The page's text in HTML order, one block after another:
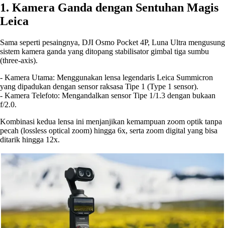
1. Kamera Ganda dengan Sentuhan Magis
Leica
Sama seperti pesaingnya, DJI Osmo Pocket 4P, Luna Ultra mengusung
sistem kamera ganda yang ditopang stabilisator gimbal tiga sumbu
(three-axis).
- Kamera Utama: Menggunakan lensa legendaris Leica Summicron
yang dipadukan dengan sensor raksasa Tipe 1 (Type 1 sensor).
- Kamera Telefoto: Mengandalkan sensor Tipe 1/1.3 dengan bukaan
f/2.0.
Kombinasi kedua lensa ini menjanjikan kemampuan zoom optik tanpa
pecah (lossless optical zoom) hingga 6x, serta zoom digital yang bisa
ditarik hingga 12x.